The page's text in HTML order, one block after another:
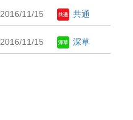
2016/11/15 共通
2016/11/15 深草